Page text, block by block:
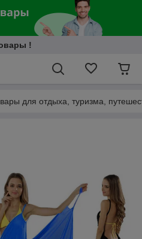
!
для отдыха, туризма,